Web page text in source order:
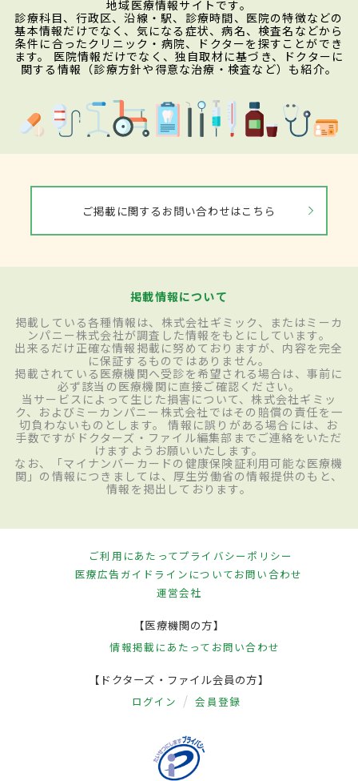
地域医療情報サイトです。
診療科目、行政区、沿線・駅、診療時間、医院の特徴などの
基本情報だけでなく、気になる症状、病名、検査名などから
条件に合ったクリニック・病院、ドクターを探すことができ
ます。 医院情報だけでなく、独自取材に基づき、ドクターに
関する情報（診療方針や得意な治療・検査など）も紹介。
ご掲載に関するお問い合わせはこちら
掲載情報について
掲載している各種情報は、株式会社ギミック、またはミーカ
ンパニー株式会社が調査した情報をもとにしています。
出来るだけ正確な情報掲載に努めておりますが、内容を完全
に保証するものではありません。
掲載されている医療機関へ受診を希望される場合は、事前に
必ず該当の医療機関に直接ご確認ください。
当サービスによって生じた損害について、株式会社ギミッ
ク、およびミーカンパニー株式会社ではその賠償の責任を一
切負わないものとします。 情報に誤りがある場合には、お
手数ですがドクターズ・ファイル編集部までご連絡をいただ
けますようお願いいたします。
なお、「マイナンバーカードの健康保険証利用可能な医療機
関」の情報につきましては、厚生労働省の情報提供のもと、
情報を掲出しております。
ご利用にあたってプライバシーポリシー
医療広告ガイドラインについてお問い合わせ
運営会社
【医療機関の方】
情報掲載にあたって お問い合わせ
【ドクターズ・ファイル会員の方】
ログイン 会員登録